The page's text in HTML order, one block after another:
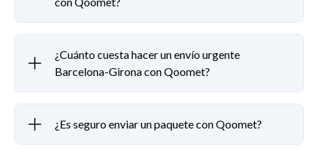
¿Cuánto cuesta hacer un envío urgente
Barcelona-Girona con Qoomet?
¿Es seguro enviar un paquete con Qoomet?